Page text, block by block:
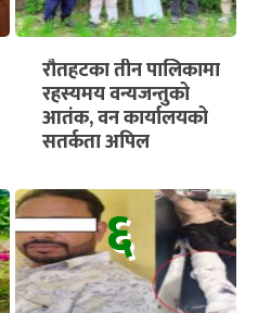
रौतहटका तीन पालिकामा
रहस्यमय वन्यजन्तुको
आतंक, वन कार्यालयको
सतर्कता अपिल
६